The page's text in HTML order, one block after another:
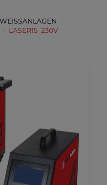
LASER15_230V